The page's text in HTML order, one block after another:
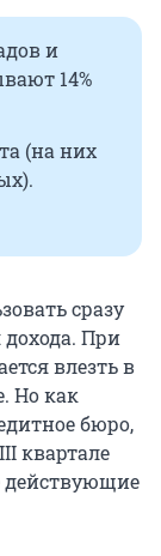
и
14%
(на них
сразу
При
влезть в
Но как
бюро,
квартале
действующие